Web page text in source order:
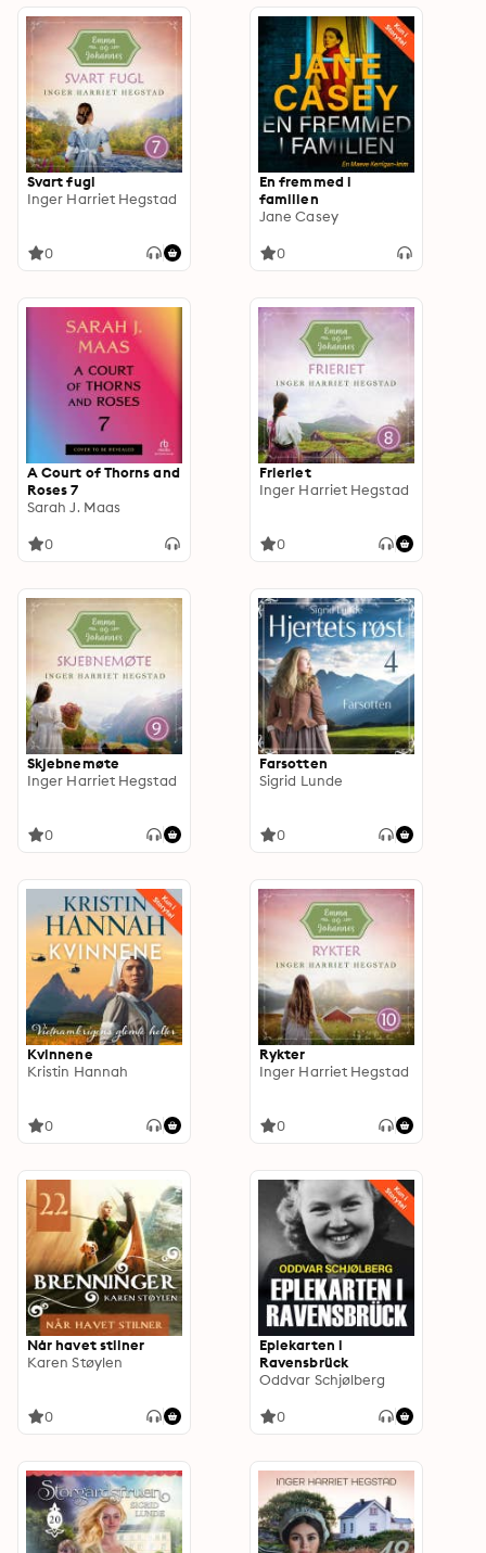
Svart fugl
Inger Harriet Hegstad
0
En fremmed i
familien
Jane Casey
0
A Court of Thorns and
Roses 7
Sarah J. Maas
0
Frieriet
Inger Harriet Hegstad
0
Skjebnemøte
Inger Harriet Hegstad
0
Farsotten
Sigrid Lunde
0
Kvinnene
Kristin Hannah
0
Rykter
Inger Harriet Hegstad
0
Når havet stilner
Karen Støylen
0
Eplekarten i
Ravensbrück
Oddvar Schjølberg
0